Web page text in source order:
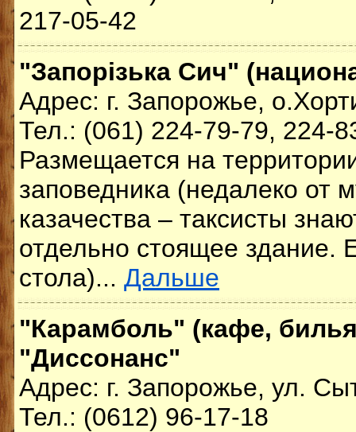
217-05-42
"Запорізька Сич"
Адрес: г. Запорожье,
Тел.: (061) 224-79-79, 224-
Размещается на
заповедника (недалеко от
казачества – таксисты
отдельно стоящее здание.
стола)... Дальше
"Карамболь" (кафе,
"Диссонанс"
Адрес: г. Запорожье, ул.
Тел.: (0612) 96-17-18